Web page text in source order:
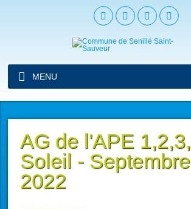
MENU
AG de l'APE 1,2,3,
Soleil - Septembre
2022